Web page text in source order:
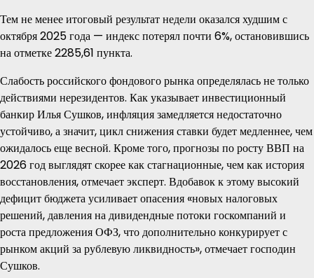
Тем не менее итоговый результат недели оказался худшим с
октября 2025 года — индекс потерял почти 6%, остановившись
на отметке 2285,61 пункта.
Слабость российского фондового рынка определялась не только
действиями нерезидентов. Как указывает инвестиционный
банкир Илья Сушков, инфляция замедляется недостаточно
устойчиво, а значит, цикл снижения ставки будет медленнее, чем
ожидалось еще весной. Кроме того, прогнозы по росту ВВП на
2026 год выглядят скорее как стагнационные, чем как история
восстановления, отмечает эксперт. Вдобавок к этому высокий
дефицит бюджета усиливает опасения «новых налоговых
решений, давления на дивидендные потоки госкомпаний и
роста предложения ОФЗ, что дополнительно конкурирует с
рынком акций за рублевую ликвидность», отмечает господин
Сушков.